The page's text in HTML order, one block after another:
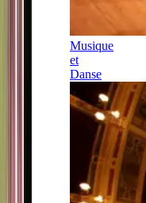
Musique
et
Danse